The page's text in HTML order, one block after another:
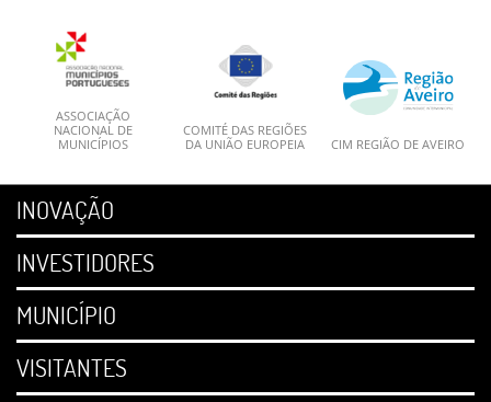
ASSOCIAÇÃO
NACIONAL DE
MUNICÍPIOS
COMITÉ DAS REGIÕES
DA UNIÃO EUROPEIA
CIM REGIÃO DE AVEIRO
INOVAÇÃO
INVESTIDORES
MUNICÍPIO
VISITANTES